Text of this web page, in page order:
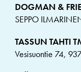
DOGMAN &
SEPPO
TASSUN TAHTI
Vesisuontie 74,